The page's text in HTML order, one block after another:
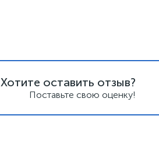
Хотите оставить отзыв?
Поставьте свою оценку!